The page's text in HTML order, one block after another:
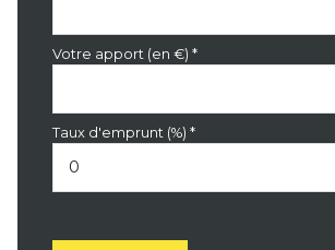
Votre apport (en €) *
Taux d'emprunt (%) *